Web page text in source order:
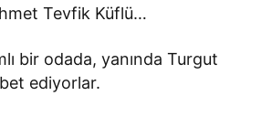
Tevfik Küflü…
bir odada, yanında Turgut
ediyorlar.